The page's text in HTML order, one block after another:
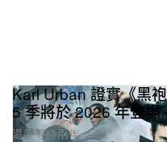
Karl Urban 證實《黑
5 季將於 2026 年登場
還要等待兩年⋯⋯。